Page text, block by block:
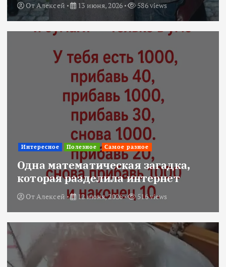
ОтАлексей 13 июня, 2026 586 views
Интересное Полезное Самое разное
Одна математическая загадка,
которая разделила интернет
ОтАлексей 12 июня, 2026 516 views